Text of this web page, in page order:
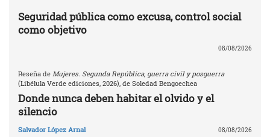
Seguridad pública como excusa, control social
como objetivo
08/08/2026
Reseña de Mujeres. Segunda República, guerra civil y posguerra
(Libélula Verde ediciones, 2026), de Soledad Bengoechea
Donde nunca deben habitar el olvido y el
silencio
Salvador López Arnal 08/08/2026